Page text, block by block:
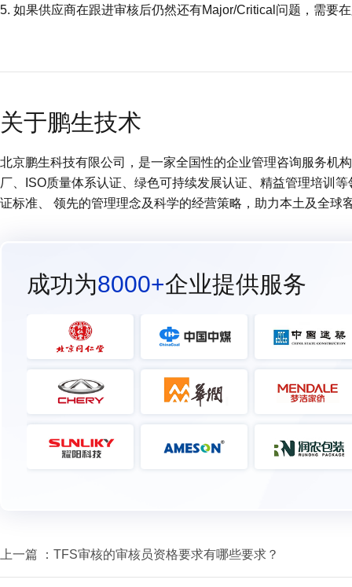
5. 如果供应商在跟进审核后仍然还有Major/Critical问题，需要
关于鹏生技术
北京鹏生科技有限公司，是一家全国性的企业管理咨询服务机
厂、ISO质量体系认证、绿色可持续发展认证、精益管理培训
证标准、 领先的管理理念及科学的经营策略，助力本土及全球
成功为8000+企业提供服务
上一篇 ： TFS审核的审核员资格要求有哪些要求？